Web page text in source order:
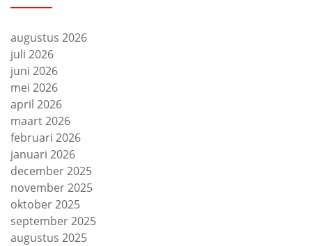
augustus 2026
juli 2026
juni 2026
mei 2026
april 2026
maart 2026
februari 2026
januari 2026
december 2025
november 2025
oktober 2025
september 2025
augustus 2025